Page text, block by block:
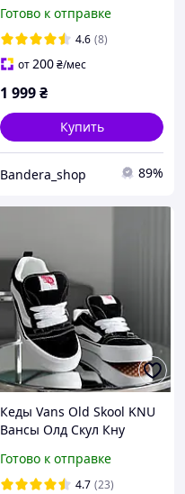
Готово к отправке
4.6 (8)
от200₴/мес
1 999₴
Купить
Bandera_shop 89%
Кеды Vans Old Skool KNU
Вансы Олд Скул Кну
белые замша демисезон
дутые
Готово к отправке
4.7 (23)